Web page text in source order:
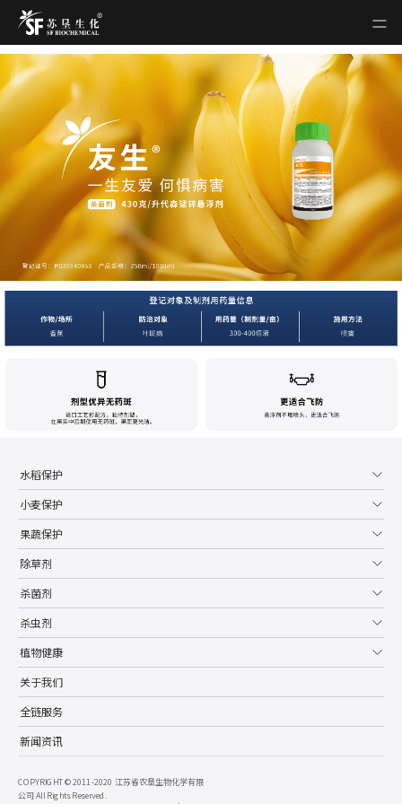
水稻保护
小麦保护
果蔬保护
除草剂
杀菌剂
杀虫剂
植物健康
关于我们
全链服务
新闻资讯
COPYRIGHT ©2011-2020 江苏省农垦生物化学有限
公司 All Rights Reserved.